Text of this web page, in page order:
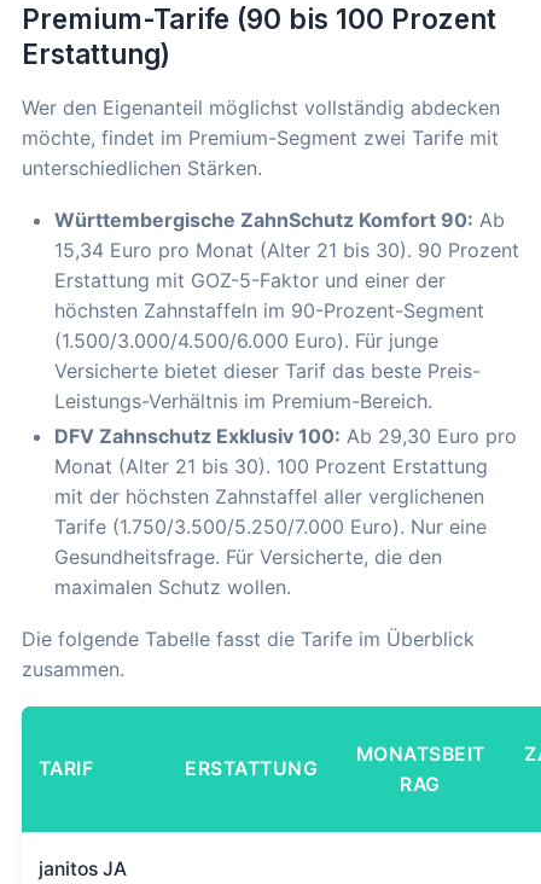
Premium-Tarife (90 bis 100 Prozent
Erstattung)
Wer den Eigenanteil möglichst vollständig abdecken
möchte, findet im Premium-Segment zwei Tarife mit
unterschiedlichen Stärken.
Württembergische ZahnSchutz Komfort 90: Ab
15,34 Euro pro Monat (Alter 21 bis 30). 90 Prozent
Erstattung mit GOZ-5-Faktor und einer der
höchsten Zahnstaffeln im 90-Prozent-Segment
(1.500/3.000/4.500/6.000 Euro). Für junge
Versicherte bietet dieser Tarif das beste Preis-
Leistungs-Verhältnis im Premium-Bereich.
DFV Zahnschutz Exklusiv 100: Ab 29,30 Euro pro
Monat (Alter 21 bis 30). 100 Prozent Erstattung
mit der höchsten Zahnstaffel aller verglichenen
Tarife (1.750/3.500/5.250/7.000 Euro). Nur eine
Gesundheitsfrage. Für Versicherte, die den
maximalen Schutz wollen.
Die folgende Tabelle fasst die Tarife im Überblick
zusammen.
TARIF ERSTATTUNG
MONATSBEIT
RAG
janitos JA